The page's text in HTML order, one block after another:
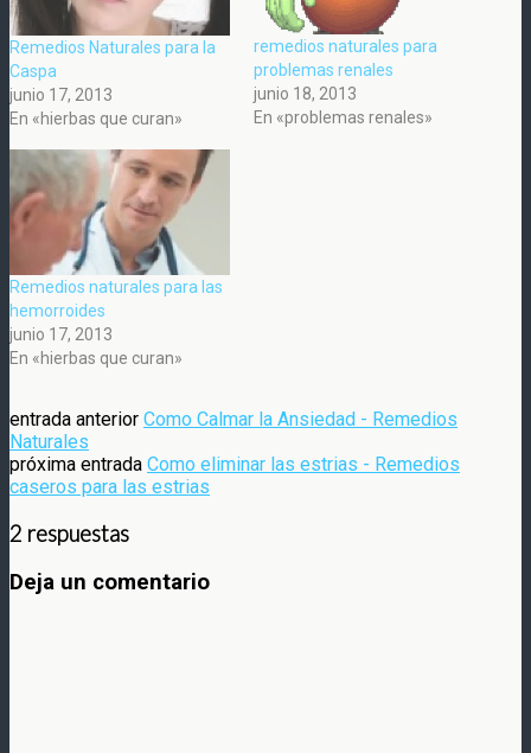
Remedios Naturales para la
Caspa
junio 17, 2013
En «hierbas que curan»
remedios naturales para
problemas renales
junio 18, 2013
En «problemas renales»
Remedios naturales para las
hemorroides
junio 17, 2013
En «hierbas que curan»
entrada anterior Como Calmar la Ansiedad - Remedios
Naturales
próxima entrada Como eliminar las estrias - Remedios
caseros para las estrias
2 respuestas
Deja un comentario